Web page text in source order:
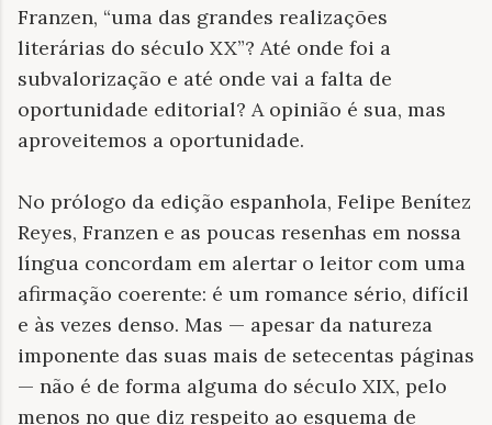
Franzen, “uma das grandes realizações
literárias do século XX”? Até onde foi a
subvalorização e até onde vai a falta de
oportunidade editorial? A opinião é sua, mas
aproveitemos a oportunidade.
No prólogo da edição espanhola, Felipe Benítez
Reyes, Franzen e as poucas resenhas em nossa
língua concordam em alertar o leitor com uma
afirmação coerente: é um romance sério, difícil
e às vezes denso. Mas — apesar da natureza
imponente das suas mais de setecentas páginas
— não é de forma alguma do século XIX, pelo
menos no que diz respeito ao esquema de